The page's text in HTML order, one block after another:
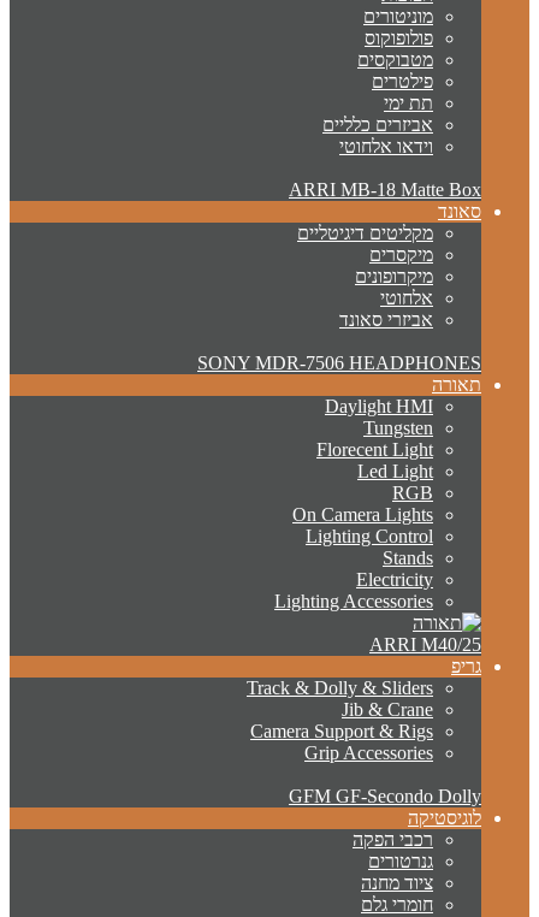
מוניטורים
פולופוקוס
מטבוקסים
פילטרים
תת ימי
אביזרים כלליים
וידאו אלחוטי
ARRI MB-18 Matte Box
סאונד
מקליטים דיגיטליים
מיקסרים
מיקרופונים
אלחוטי
אביזרי סאונד
SONY MDR-7506 HEADPHONES
תאורה
Daylight HMI
Tungsten
Florecent Light
Led Light
RGB
On Camera Lights
Lighting Control
Stands
Electricity
Lighting Accessories
ARRI M40/25
גריפ
Track & Dolly & Sliders
Jib & Crane
Camera Support & Rigs
Grip Accessories
GFM GF-Secondo Dolly
לוגיסטיקה
רכבי הפקה
גנרטורים
ציוד מחנה
חומרי גלם